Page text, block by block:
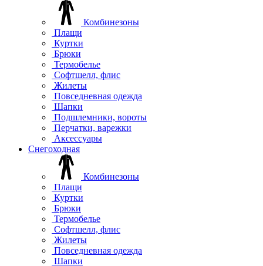
Комбинезоны
Плащи
Куртки
Брюки
Термобелье
Софтшелл, флис
Жилеты
Повседневная одежда
Шапки
Подшлемники, вороты
Перчатки, варежки
Аксессуары
Снегоходная
Комбинезоны
Плащи
Куртки
Брюки
Термобелье
Софтшелл, флис
Жилеты
Повседневная одежда
Шапки